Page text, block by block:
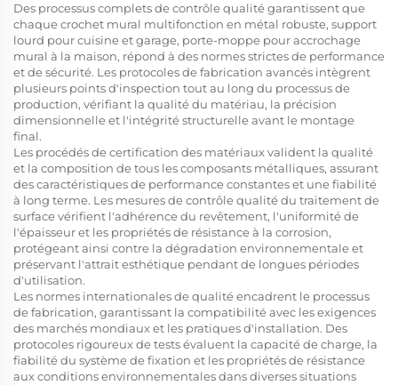
Des processus complets de contrôle qualité garantissent que
chaque crochet mural multifonction en métal robuste, support
lourd pour cuisine et garage, porte-moppe pour accrochage
mural à la maison, répond à des normes strictes de performance
et de sécurité. Les protocoles de fabrication avancés intègrent
plusieurs points d'inspection tout au long du processus de
production, vérifiant la qualité du matériau, la précision
dimensionnelle et l'intégrité structurelle avant le montage
final.
Les procédés de certification des matériaux valident la qualité
et la composition de tous les composants métalliques, assurant
des caractéristiques de performance constantes et une fiabilité
à long terme. Les mesures de contrôle qualité du traitement de
surface vérifient l'adhérence du revêtement, l'uniformité de
l'épaisseur et les propriétés de résistance à la corrosion,
protégeant ainsi contre la dégradation environnementale et
préservant l'attrait esthétique pendant de longues périodes
d'utilisation.
Les normes internationales de qualité encadrent le processus
de fabrication, garantissant la compatibilité avec les exigences
des marchés mondiaux et les pratiques d'installation. Des
protocoles rigoureux de tests évaluent la capacité de charge, la
fiabilité du système de fixation et les propriétés de résistance
aux conditions environnementales dans diverses situations